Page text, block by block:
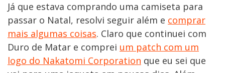
Já que estava comprando uma camiseta para
passar o Natal, resolvi seguir além e comprar
mais algumas coisas. Claro que continuei com
Duro de Matar e comprei um patch com um
logo do Nakatomi Corporation que eu sei que